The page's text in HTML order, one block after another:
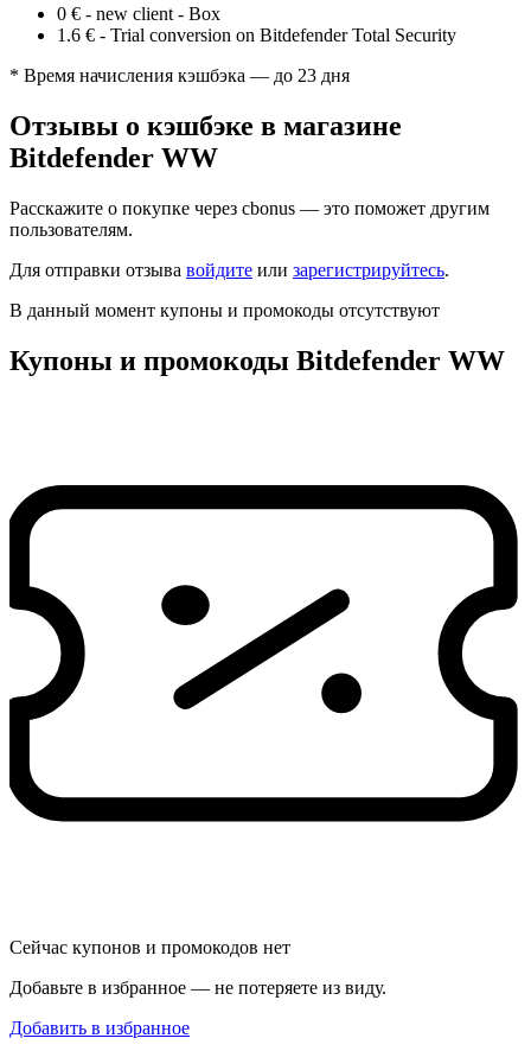
0 € - new client - Box
1.6 € - Trial conversion on Bitdefender Total Security
* Время начисления кэшбэка — до 23 дня
Отзывы о кэшбэке в магазине
Bitdefender WW
Расскажите о покупке через cbonus — это поможет другим
пользователям.
Для отправки отзыва войдите или зарегистрируйтесь.
В данный момент купоны и промокоды отсутствуют
Купоны и промокоды Bitdefender WW
Сейчас купонов и промокодов нет
Добавьте в избранное — не потеряете из виду.
Добавить в избранное